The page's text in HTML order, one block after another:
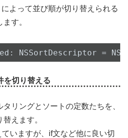
よって並び順が切り替えられる
す。
NSSortDescriptor =
を切り替える
リングとソートの定数たちを、
えます。
いますが、if文など他に良い切